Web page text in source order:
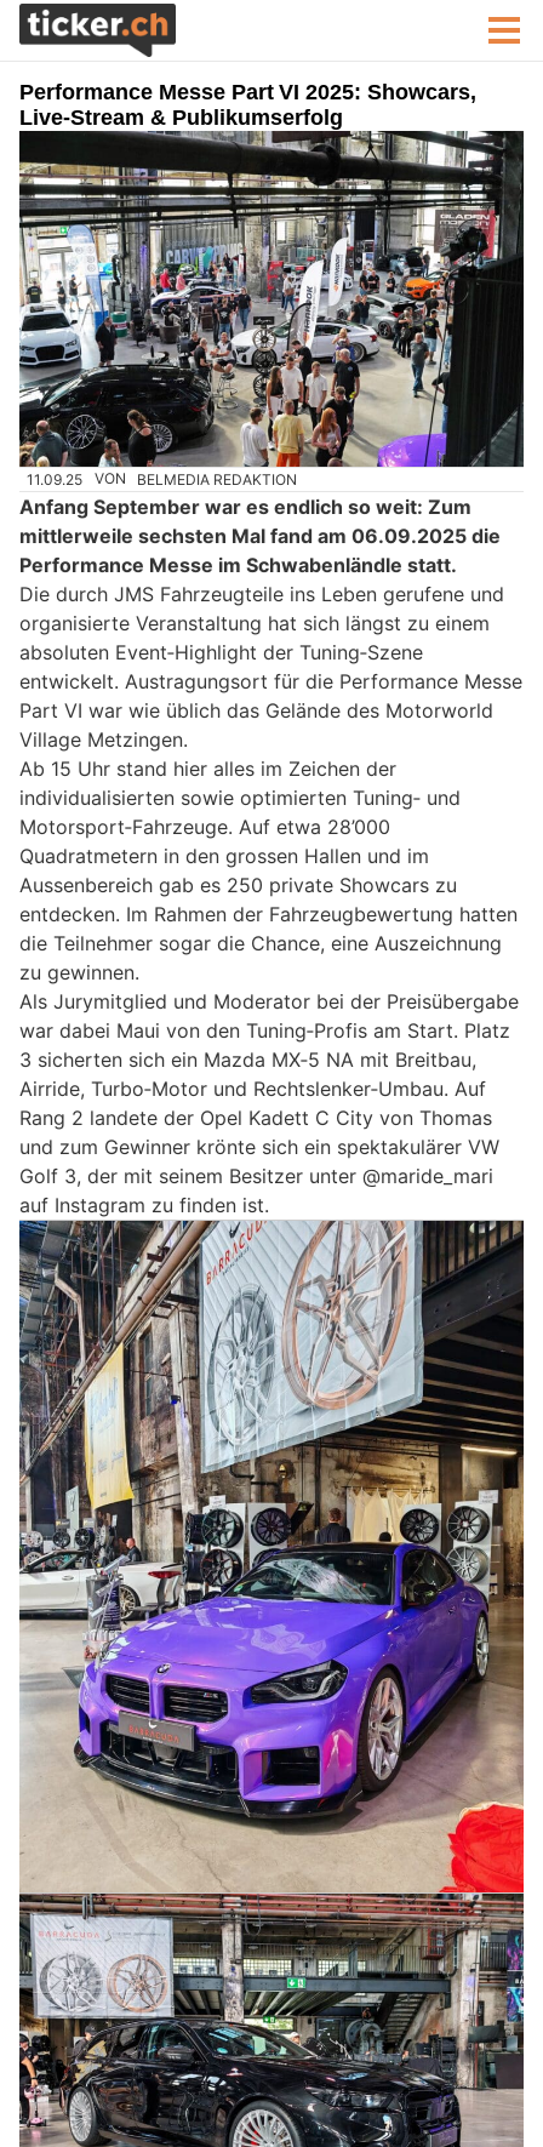
Performance Messe Part VI 2025: Showcars,
Live‑Stream & Publikumserfolg
11.09.25 VON BELMEDIA REDAKTION
Anfang September war es endlich so weit: Zum
mittlerweile sechsten Mal fand am 06.09.2025 die
Performance Messe im Schwabenländle statt.
Die durch JMS Fahrzeugteile ins Leben gerufene und
organisierte Veranstaltung hat sich längst zu einem
absoluten Event‑Highlight der Tuning‑Szene
entwickelt. Austragungsort für die Performance Messe
Part VI war wie üblich das Gelände des Motorworld
Village Metzingen.
Ab 15 Uhr stand hier alles im Zeichen der
individualisierten sowie optimierten Tuning‑ und
Motorsport‑Fahrzeuge. Auf etwa 28’000
Quadratmetern in den grossen Hallen und im
Aussenbereich gab es 250 private Showcars zu
entdecken. Im Rahmen der Fahrzeugbewertung hatten
die Teilnehmer sogar die Chance, eine Auszeichnung
zu gewinnen.
Als Jurymitglied und Moderator bei der Preisübergabe
war dabei Maui von den Tuning‑Profis am Start. Platz
3 sicherten sich ein Mazda MX‑5 NA mit Breitbau,
Airride, Turbo‑Motor und Rechtslenker‑Umbau. Auf
Rang 2 landete der Opel Kadett C City von Thomas
und zum Gewinner krönte sich ein spektakulärer VW
Golf 3, der mit seinem Besitzer unter @maride_mari
auf Instagram zu finden ist.